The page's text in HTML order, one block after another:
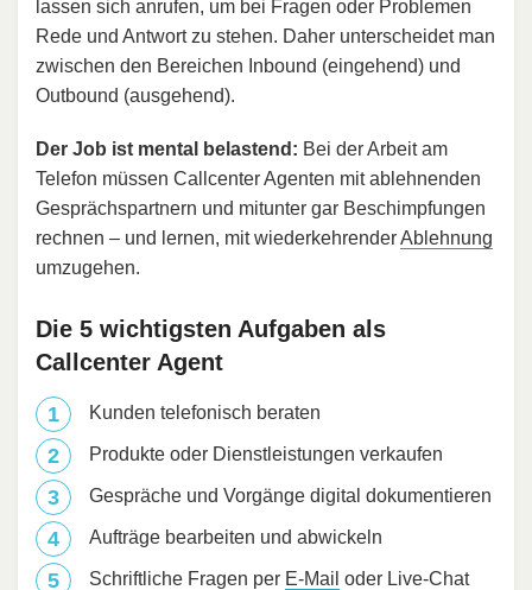
lassen sich anrufen, um bei Fragen oder Problemen
Rede und Antwort zu stehen. Daher unterscheidet man
zwischen den Bereichen Inbound (eingehend) und
Outbound (ausgehend).
Der Job ist mental belastend: Bei der Arbeit am
Telefon müssen Callcenter Agenten mit ablehnenden
Gesprächspartnern und mitunter gar Beschimpfungen
rechnen – und lernen, mit wiederkehrenderAblehnung
umzugehen.
Die 5 wichtigsten Aufgaben als
Callcenter Agent
Kunden telefonisch beraten
Produkte oder Dienstleistungen verkaufen
Gespräche und Vorgänge digital dokumentieren
Aufträge bearbeiten und abwickeln
Schriftliche Fragen per E-Mail oder Live-Chat